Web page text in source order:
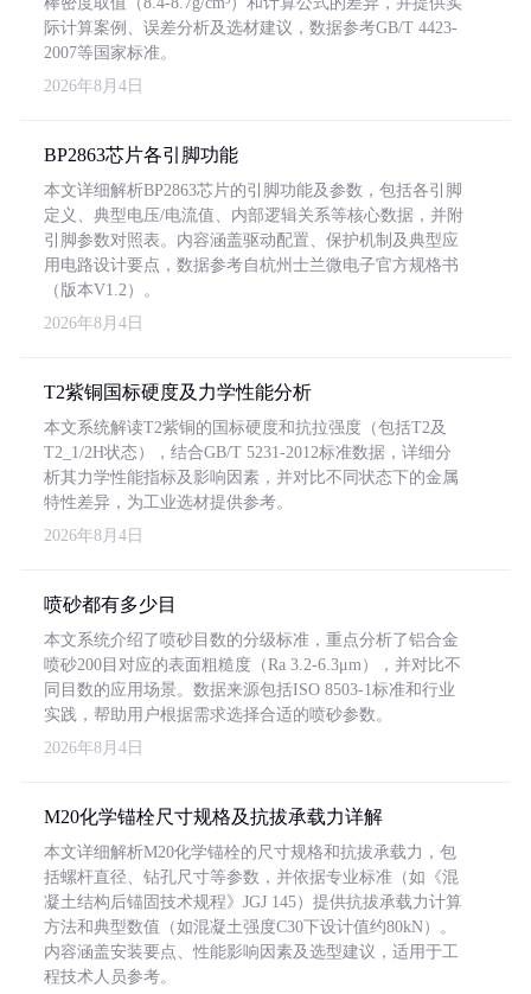
际计算案例、误差分析及选材建议，数据参考GB/T 4423-
2007等国家标准。
2026年8月4日
BP2863芯片各引脚功能
本文详细解析BP2863芯片的引脚功能及参数，包括各引脚
定义、典型电压/电流值、内部逻辑关系等核心数据，并附
引脚参数对照表。内容涵盖驱动配置、保护机制及典型应
用电路设计要点，数据参考自杭州士兰微电子官方规格书
（版本V1.2）。
2026年8月4日
T2紫铜国标硬度及力学性能分析
本文系统解读T2紫铜的国标硬度和抗拉强度（包括T2及
T2_1/2H状态），结合GB/T 5231-2012标准数据，详细分
析其力学性能指标及影响因素，并对比不同状态下的金属
特性差异，为工业选材提供参考。
2026年8月4日
喷砂都有多少目
本文系统介绍了喷砂目数的分级标准，重点分析了铝合金
喷砂200目对应的表面粗糙度（Ra 3.2-6.3μm），并对比不
同目数的应用场景。数据来源包括ISO 8503-1标准和行业
实践，帮助用户根据需求选择合适的喷砂参数。
2026年8月4日
M20化学锚栓尺寸规格及抗拔承载力详解
本文详细解析M20化学锚栓的尺寸规格和抗拔承载力，包
括螺杆直径、钻孔尺寸等参数，并依据专业标准（如《混
凝土结构后锚固技术规程》JGJ 145）提供抗拔承载力计算
方法和典型数值（如混凝土强度C30下设计值约80kN）。
内容涵盖安装要点、性能影响因素及选型建议，适用于工
程技术人员参考。